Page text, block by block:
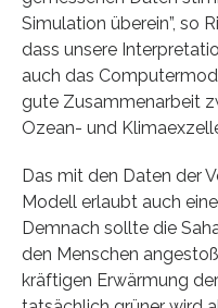
Simulation überein”, so
dass unsere
auch das
gute Zusammenarbeit
Ozean- und
Das mit den Daten der
Modell erlaubt auch
Demnach sollte die
den Menschen
kräftigen Erwärmung